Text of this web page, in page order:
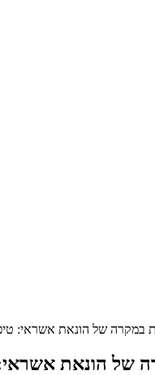
במקרה של הונאת אשראי:
של הונאת אשראי: